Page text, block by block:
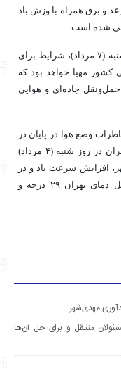
و برق همراه با وزش باد
شده است.
ضیائیان گفت: از روز یکشنبه (۵ مرداد) تا سه‌شنبه (۷ مرداد)، شرایط برای
مهیا خواهد بود که
جاده‌ای و هوایی
وضع هوا در پایان در
خصوص وضعیت جوی پایتخت گفت: آسمان تهران در روز شنبه (۴ مرداد)
افزایش سرعت باد و در
ساعات شب، قسمتی ابری خواهد بود. حداقل دمای تهران ۲۹ درجه و
مهدی‌شهر
منتقل و برای حل آن‌ها